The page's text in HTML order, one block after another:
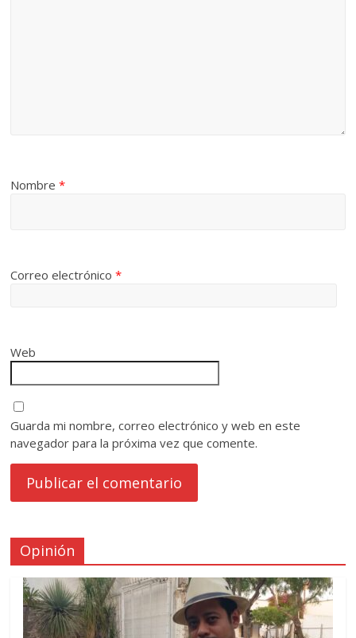
Nombre*
Correo electrónico*
Web
Guarda mi nombre, correo electrónico y web en este
navegador para la próxima vez que comente.
Opinión